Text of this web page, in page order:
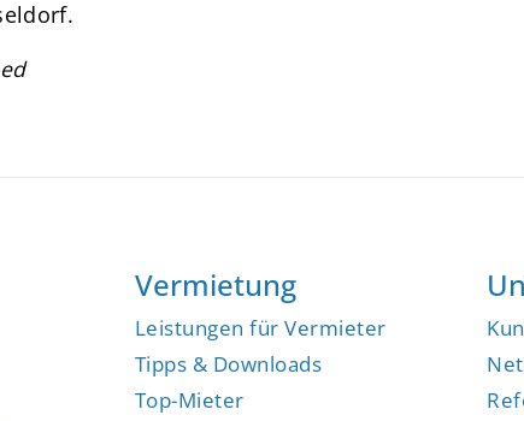
Vermietung
Leistungen für Vermieter
Tipps & Downloads
Top-Mieter